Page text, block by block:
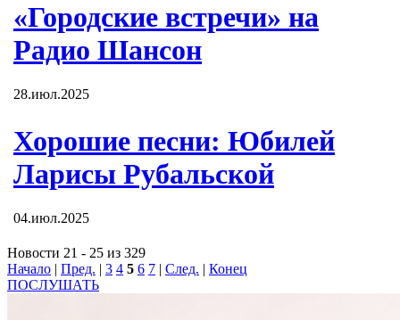
«Городские встречи» на
Радио Шансон
28.июл.2025
Хорошие песни: Юбилей
Ларисы Рубальской
04.июл.2025
Новости 21 - 25 из 329
Начало | Пред. | 3 4 5 6 7 | След. | Конец
ПОСЛУШАТЬ